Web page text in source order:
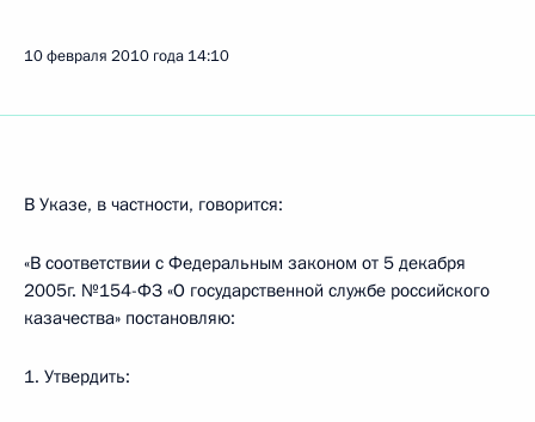
10 февраля 2010 года 14:10
В Указе, в частности, говорится:
«В соответствии с Федеральным законом от 5 декабря
2005г. №154-ФЗ «О государственной службе российского
казачества» постановляю:
1. Утвердить: